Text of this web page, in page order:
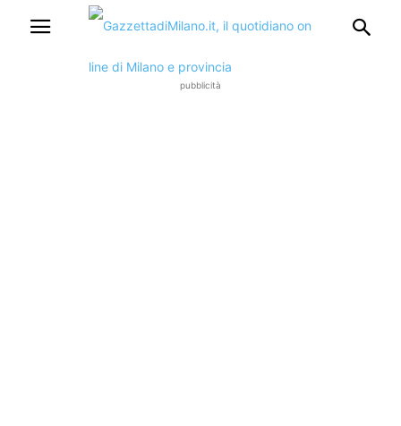
pubblicità